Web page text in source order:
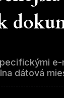
e-
dátová